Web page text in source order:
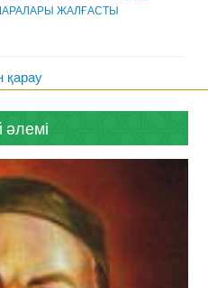
ЖАЛҒАСТЫ
қарау
әлемі